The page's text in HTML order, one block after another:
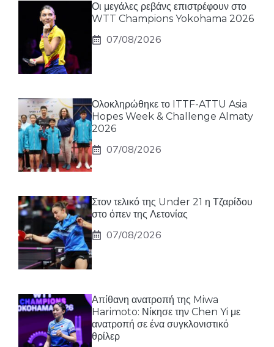
Οι μεγάλες ρεβάνς επιστρέφουν στο
WTT Champions Yokohama 2026
07/08/2026
Ολοκληρώθηκε το ITTF-ATTU Asia
Hopes Week & Challenge Almaty
2026
07/08/2026
Στον τελικό της Under 21 η Τζαρίδου
στο όπεν της Λετονίας
07/08/2026
Απίθανη ανατροπή της Miwa
Harimoto: Νίκησε την Chen Yi με
ανατροπή σε ένα συγκλονιστικό
θρίλερ